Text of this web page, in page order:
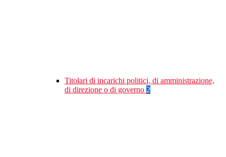
Titolari di incarichi politici, di amministrazione,
di direzione o di governo 2